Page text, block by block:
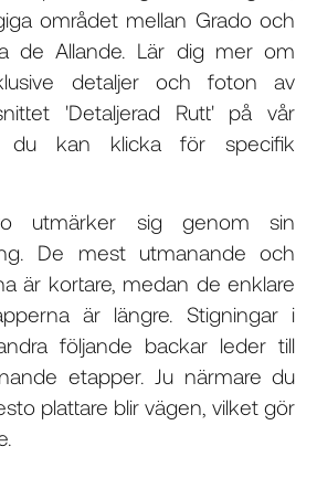
området mellan Grado och
de Allande. Lär dig mer om
detaljer och foton av
'Detaljerad Rutt' på vår
du kan klicka för specifik
utmärker sig genom sin
De mest utmanande och
är kortare, medan de enklare
är längre. Stigningar i
följande backar leder till
etapper. Ju närmare du
plattare blir vägen, vilket gör